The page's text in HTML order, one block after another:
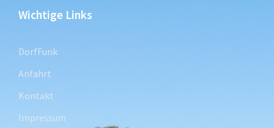
Wichtige Links
DorfFunk
Anfahrt
Kontakt
Impressum